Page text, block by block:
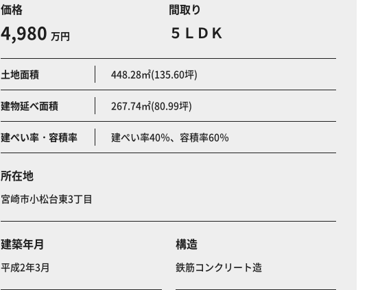
価格
4,980 万円
間取り
５ＬＤＫ
土地面積 448.28㎡(135.60坪)
建物延べ面積 267.74㎡(80.99坪)
建ぺい率・容積率 建ぺい率40％、容積率60％
所在地
宮崎市小松台東3丁目
建築年月
平成2年3月
構造
鉄筋コンクリート造